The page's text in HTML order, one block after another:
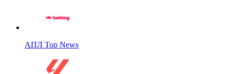
АПЛ Top News